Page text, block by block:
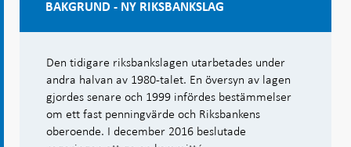
BAKGRUND - NY RIKSBANKSLAG
Den tidigare riksbankslagen utarbetades under
andra halvan av 1980-talet. En översyn av lagen
gjordes senare och 1999 infördes bestämmelser
om ett fast penningvärde och Riksbankens
oberoende. I december 2016 beslutade